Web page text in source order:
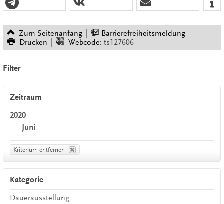
Zum Seitenanfang
Barrierefreiheitsmeldung
Drucken
Webcode: ts127606
Filter
Zeitraum
2020
Juni
Kriterium entfernen
Kategorie
Dauerausstellung